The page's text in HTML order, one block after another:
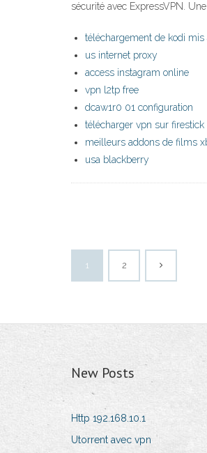
sécurité avec ExpressVPN.
téléchargement de kodi mis
us internet proxy
access instagram online
vpn l2tp free
dcaw1r0 01 configuration
télécharger vpn sur firestick
meilleurs addons de films
usa blackberry
1 2
New Posts
Http 192.168.10.1
Utorrent avec vpn